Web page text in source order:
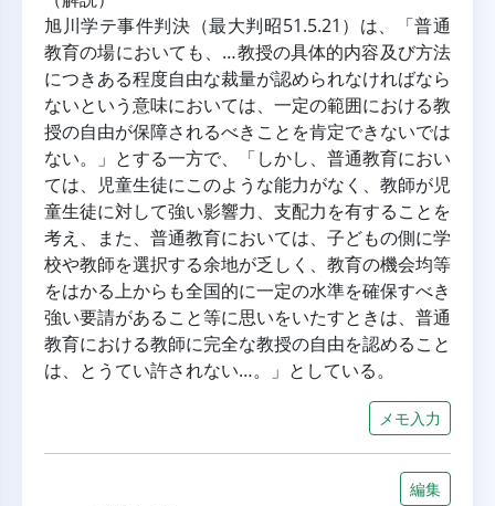
旭川学テ事件判決（最大判昭51.5.21）は、「普通
教育の場においても、…教授の具体的内容及び方法
につきある程度自由な裁量が認められなければなら
ないという意味においては、一定の範囲における教
授の自由が保障されるべきことを肯定できないでは
ない。」とする一方で、「しかし、普通教育におい
ては、児童生徒にこのような能力がなく、教師が児
童生徒に対して強い影響力、支配力を有することを
考え、また、普通教育においては、子どもの側に学
校や教師を選択する余地が乏しく、教育の機会均等
をはかる上からも全国的に一定の水準を確保すべき
強い要請があること等に思いをいたすときは、普通
教育における教師に完全な教授の自由を認めること
は、とうてい許されない…。」としている。
メモ入力
編集